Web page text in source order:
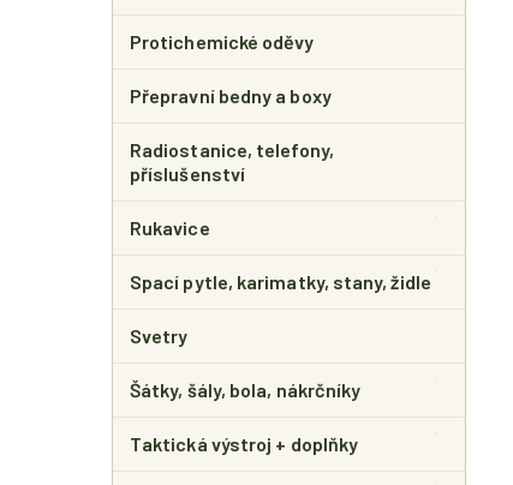
Protichemické oděvy
Přepravní bedny a boxy
Radiostanice, telefony,
příslušenství
Rukavice
Spací pytle, karimatky, stany, židle
Svetry
Šátky, šály, bola, nákrčníky
Taktická výstroj + doplňky